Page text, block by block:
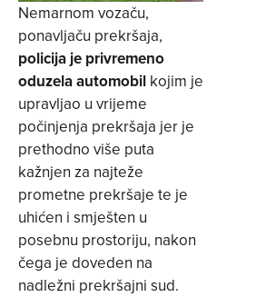
Nemarnom vozaču,
ponavljaču prekršaja,
policija je privremeno
oduzela automobil kojim je
upravljao u vrijeme
počinjenja prekršaja jer je
prethodno više puta
kažnjen za najteže
prometne prekršaje te je
uhićen i smješten u
posebnu prostoriju, nakon
čega je doveden na
nadležni prekršajni sud.